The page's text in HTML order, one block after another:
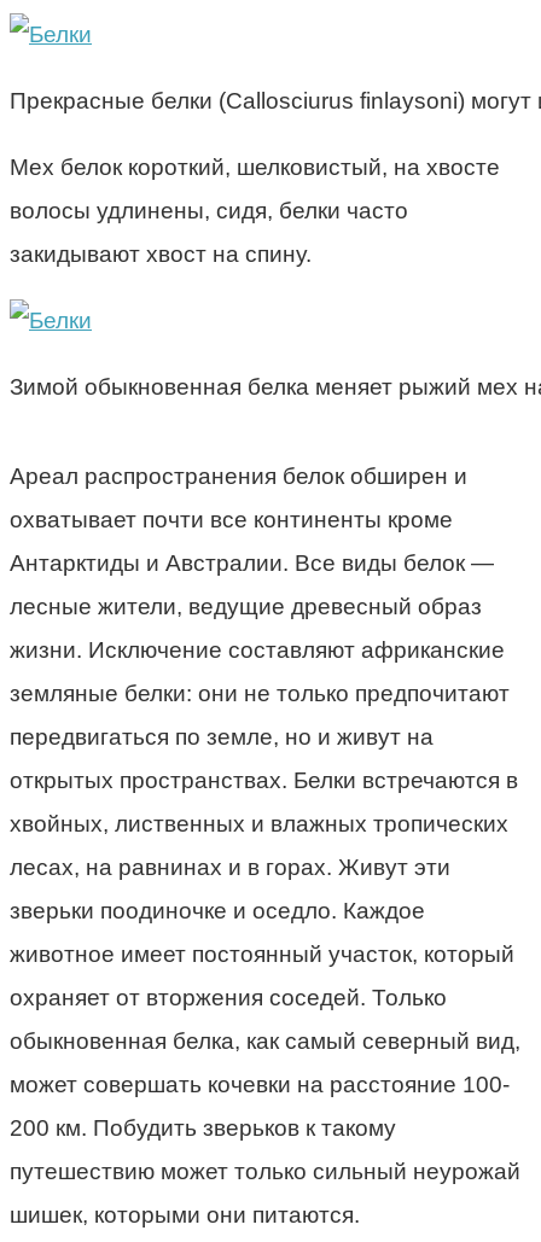
Прекрасные белки (Callosciurus finlaysoni) могут
Мех белок короткий, шелковистый, на хвосте
волосы удлинены, сидя, белки часто
закидывают хвост на спину.
Зимой обыкновенная белка меняет рыжий мех
Ареал распространения белок обширен и
охватывает почти все континенты кроме
Антарктиды и Австралии. Все виды белок —
лесные жители, ведущие древесный образ
жизни. Исключение составляют африканские
земляные белки: они не только предпочитают
передвигаться по земле, но и живут на
открытых пространствах. Белки встречаются в
хвойных, лиственных и влажных тропических
лесах, на равнинах и в горах. Живут эти
зверьки поодиночке и оседло. Каждое
животное имеет постоянный участок, который
охраняет от вторжения соседей. Только
обыкновенная белка, как самый северный вид,
может совершать кочевки на расстояние 100-
200 км. Побудить зверьков к такому
путешествию может только сильный неурожай
шишек, которыми они питаются.